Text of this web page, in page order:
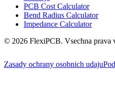
PCB Cost Calculator
Bend Radius Calculator
Impedance Calculator
© 2026 FlexiPCB. Vsechna prava
Zasady ochrany osobnich udaju